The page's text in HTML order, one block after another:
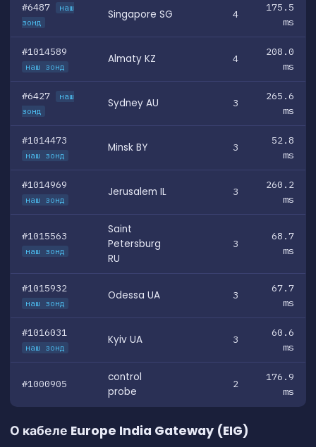
#6487
наш
зонд
Singapore SG 4
175.5
ms
#1014589
наш зонд
Almaty KZ 4
208.0
ms
#6427
наш
зонд
Sydney AU 3
265.6
ms
#1014473
наш зонд
Minsk BY 3
52.8
ms
#1014969
наш зонд
Jerusalem IL 3
260.2
ms
#1015563
наш зонд
Saint
Petersburg
RU
3
68.7
ms
#1015932
наш зонд
Odessa UA 3
67.7
ms
#1016031
наш зонд
Kyiv UA 3
60.6
ms
#1000905
control
probe
2
176.9
ms
О кабеле Europe India Gateway (EIG)